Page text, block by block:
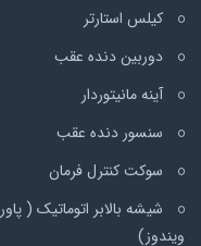
کیلس استارتر
دوربین دنده عقب
آینه مانیتوردار
سنسور دنده عقب
سوکت کنترل فرمان
شیشه بالابر اتوماتیک ( پاور
ویندوز)